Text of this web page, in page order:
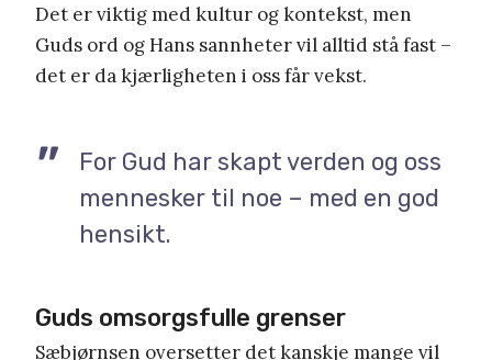
Det er viktig med kultur og kontekst, men
Guds ord og Hans sannheter vil alltid stå fast –
det er da kjærligheten i oss får vekst.
For Gud har skapt verden og oss
mennesker til noe – med en god
hensikt.
Guds omsorgsfulle grenser
Sæbjørnsen oversetter det kanskje mange vil